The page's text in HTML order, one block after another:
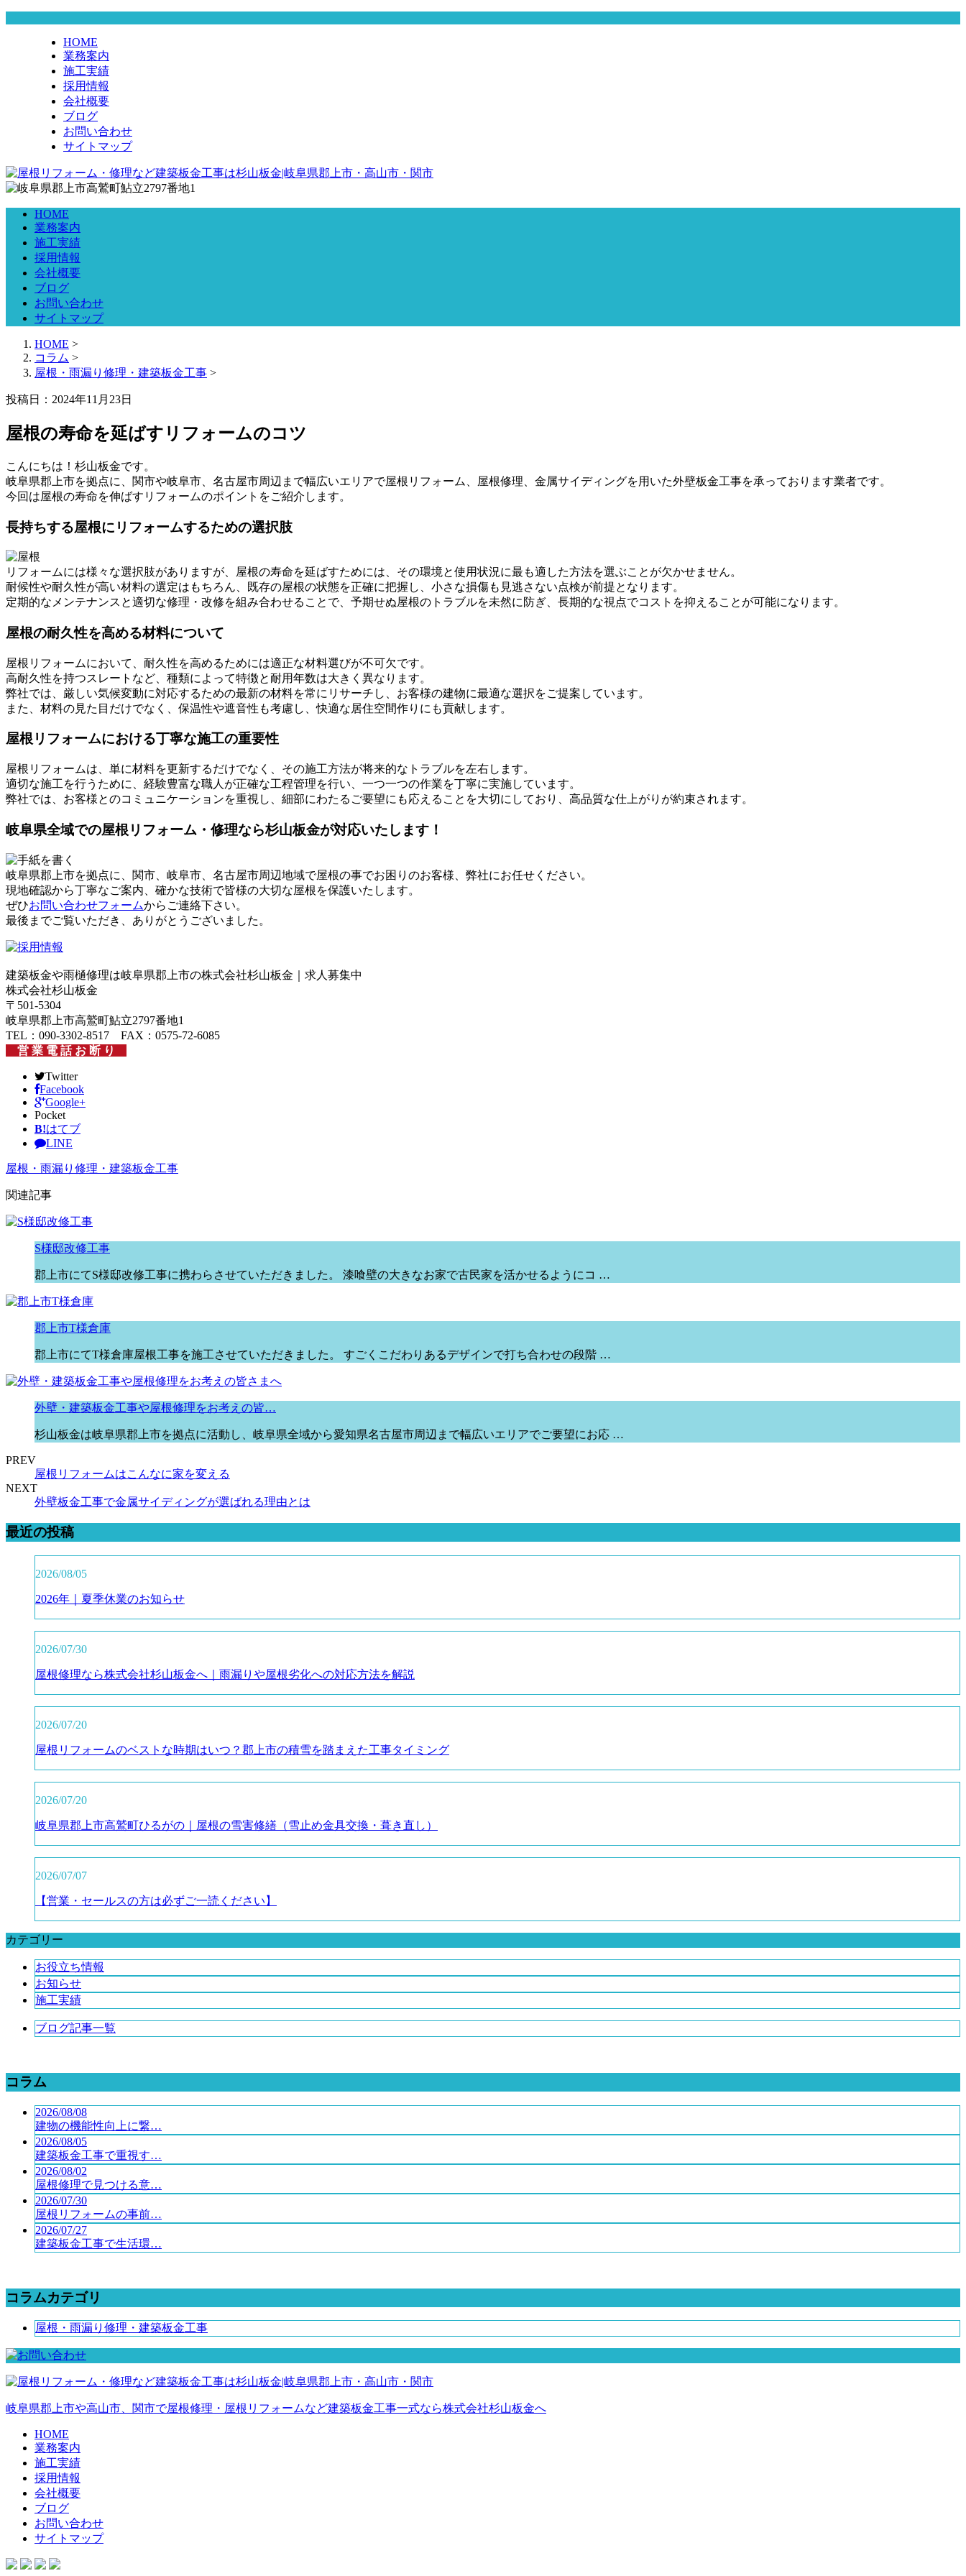
HOME
業務案内
施工実績
採用情報
会社概要
ブログ
お問い合わせ
サイトマップ
HOME
業務案内
施工実績
採用情報
会社概要
ブログ
お問い合わせ
サイトマップ
HOME >
コラム >
屋根・雨漏り修理・建築板金工事 >
投稿日：2024年11月23日
屋根の寿命を延ばすリフォームのコツ
こんにちは！杉山板金です。
岐阜県郡上市を拠点に、関市や岐阜市、名古屋市周辺まで幅広いエリアで屋根リフォーム、屋根修理、金属サイディングを用いた外壁板金工事を承っております業者です。
今回は屋根の寿命を伸ばすリフォームのポイントをご紹介します。
長持ちする屋根にリフォームするための選択肢
リフォームには様々な選択肢がありますが、屋根の寿命を延ばすためには、その環境と使用状況に最も適した方法を選ぶことが欠かせません。
耐候性や耐久性が高い材料の選定はもちろん、既存の屋根の状態を正確に把握し、小さな損傷も見逃さない点検が前提となります。
定期的なメンテナンスと適切な修理・改修を組み合わせることで、予期せぬ屋根のトラブルを未然に防ぎ、長期的な視点でコストを抑えることが可能になります。
屋根の耐久性を高める材料について
屋根リフォームにおいて、耐久性を高めるためには適正な材料選びが不可欠です。
高耐久性を持つスレートなど、種類によって特徴と耐用年数は大きく異なります。
弊社では、厳しい気候変動に対応するための最新の材料を常にリサーチし、お客様の建物に最適な選択をご提案しています。
また、材料の見た目だけでなく、保温性や遮音性も考慮し、快適な居住空間作りにも貢献します。
屋根リフォームにおける丁寧な施工の重要性
屋根リフォームは、単に材料を更新するだけでなく、その施工方法が将来的なトラブルを左右します。
適切な施工を行うために、経験豊富な職人が正確な工程管理を行い、一つ一つの作業を丁寧に実施しています。
弊社では、お客様とのコミュニケーションを重視し、細部にわたるご要望にも応えることを大切にしており、高品質な仕上がりが約束されます。
岐阜県全域での屋根リフォーム・修理なら杉山板金が対応いたします！
岐阜県郡上市を拠点に、関市、岐阜市、名古屋市周辺地域で屋根の事でお困りのお客様、弊社にお任せください。
現地確認から丁寧なご案内、確かな技術で皆様の大切な屋根を保護いたします。
ぜひお問い合わせフォームからご連絡下さい。
最後までご覧いただき、ありがとうございました。
建築板金や雨樋修理は岐阜県郡上市の株式会社杉山板金｜求人募集中
株式会社杉山板金
〒501-5304
岐阜県郡上市高鷲町鮎立2797番地1
TEL：090-3302-8517 FAX：0575-72-6085
営 業 電 話 お 断 り
Twitter
Facebook
Google+
Pocket
B!はてブ
LINE
屋根・雨漏り修理・建築板金工事
関連記事
S様邸改修工事
郡上市にてS様邸改修工事に携わらさせていただきました。 漆喰壁の大きなお家で古民家を活かせるようにコ …
郡上市T様倉庫
郡上市にてT様倉庫屋根工事を施工させていただきました。 すごくこだわりあるデザインで打ち合わせの段階 …
外壁・建築板金工事や屋根修理をお考えの皆…
杉山板金は岐阜県郡上市を拠点に活動し、岐阜県全域から愛知県名古屋市周辺まで幅広いエリアでご要望にお応 …
PREV
屋根リフォームはこんなに家を変える
NEXT
外壁板金工事で金属サイディングが選ばれる理由とは
最近の投稿
2026/08/05
2026年｜夏季休業のお知らせ
2026/07/30
屋根修理なら株式会社杉山板金へ｜雨漏りや屋根劣化への対応方法を解説
2026/07/20
屋根リフォームのベストな時期はいつ？郡上市の積雪を踏まえた工事タイミング
2026/07/20
岐阜県郡上市高鷲町ひるがの｜屋根の雪害修繕（雪止め金具交換・葺き直し）
2026/07/07
【営業・セールスの方は必ずご一読ください】
カテゴリー
お役立ち情報
お知らせ
施工実績
ブログ記事一覧
コラム
2026/08/08
建物の機能性向上に繋…
2026/08/05
建築板金工事で重視す…
2026/08/02
屋根修理で見つける意…
2026/07/30
屋根リフォームの事前…
2026/07/27
建築板金工事で生活環…
コラムカテゴリ
屋根・雨漏り修理・建築板金工事
岐阜県郡上市や高山市、関市で屋根修理・屋根リフォームなど建築板金工事一式なら株式会社杉山板金へ
HOME
業務案内
施工実績
採用情報
会社概要
ブログ
お問い合わせ
サイトマップ